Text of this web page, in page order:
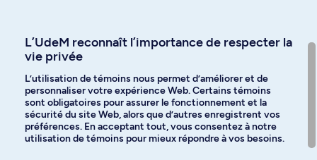
Langues
Facebook Instagram
L’UdeM reconnaît l’importance de respecter la
vie privée
L’utilisation de témoins nous permet d’améliorer et de
personnaliser votre expérience Web. Certains témoins
sont obligatoires pour assurer le fonctionnement et la
sécurité du site Web, alors que d’autres enregistrent vos
préférences. En acceptant tout, vous consentez à notre
utilisation de témoins pour mieux répondre à vos besoins.